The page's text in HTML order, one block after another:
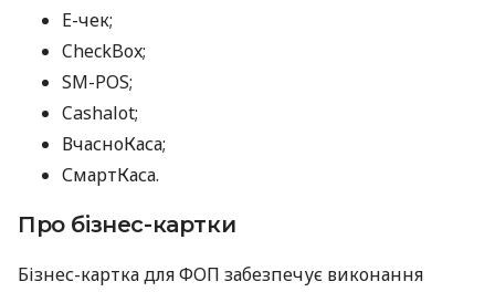
E-чек;
CheckBox;
SM-POS;
Cashalot;
ВчасноКаса;
СмартКаса.
Про бізнес-картки
Бізнес-картка для ФОП забезпечує виконання